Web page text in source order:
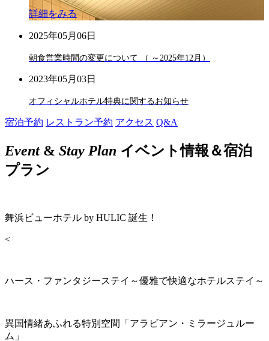
詳細をみる
2025年05月06日
朝食営業時間の変更について （ ～2025年12月）
2023年05月03日
オフィシャルホテル特典に関するお知らせ
宿泊予約 レストラン予約 アクセス Q&A
Event& Stay Plan イベント情報＆宿泊
プラン
舞浜ビューホテル by HULIC 誕生！
<
ハース・ファンタジーステイ～優雅で快適なホテルステイ～
異国情緒あふれる特別空間「アラビアン・ミラージュルー
ム」